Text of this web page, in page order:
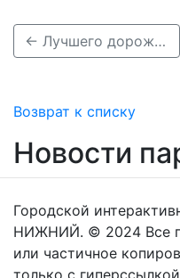
← Лучшего дорожника определили в Нижнем Новгороде
Возврат к списку
Новости
Городской
НИЖНИЙ. © 2024 Все
или частичное
только с